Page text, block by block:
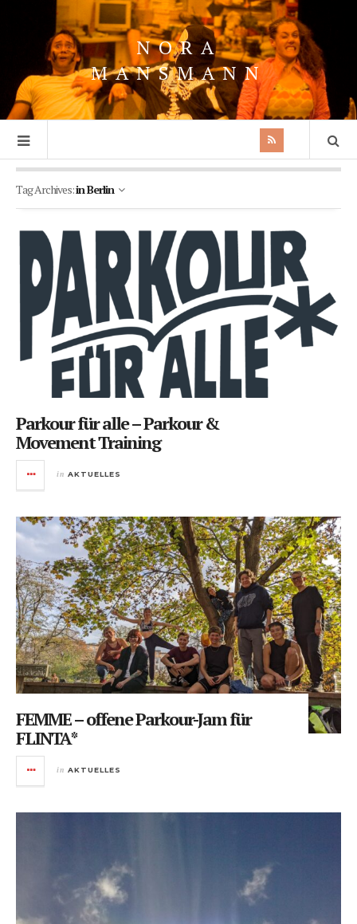
NORA
MANSMANN
Tag Archives:in Berlin
Parkour für alle – Parkour &
Movement Training
in AKTUELLES
FEMME – offene Parkour-Jam für
FLINTA*
in AKTUELLES